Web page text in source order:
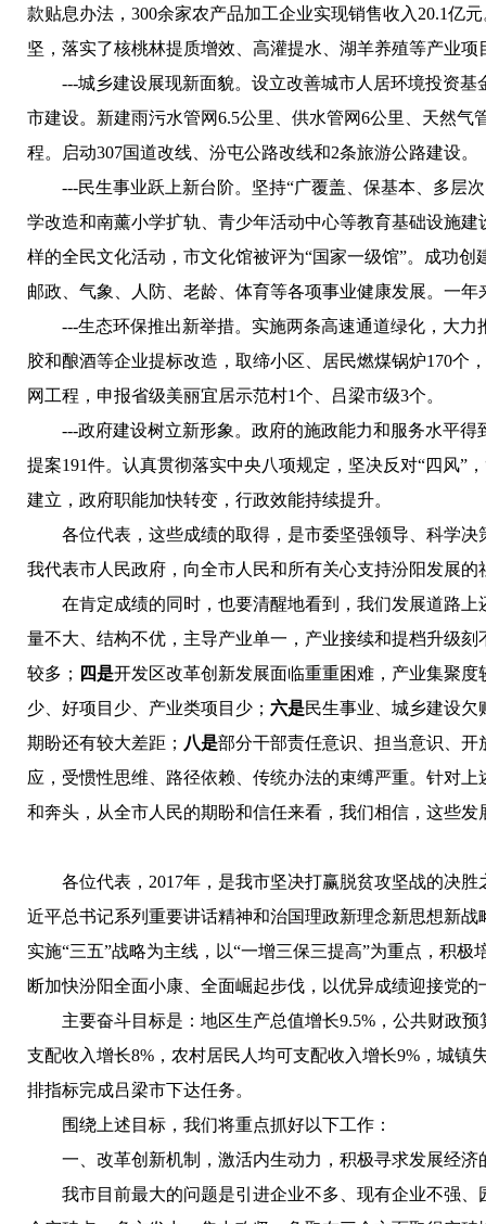
款贴息办法，300余家农产品加工企业实现销售收入20.1亿
坚，落实了核桃林提质增效、高灌提水、湖羊养殖等产业
---城乡建设展现新面貌。设立改善城市人居环境投资基
市建设。新建雨污水管网6.5公里、供水管网6公里、天然气
程。启动307国道改线、汾屯公路改线和2条旅游公路建设。
---民生事业跃上新台阶。坚持“广覆盖、保基本、多层次
学改造和南薰小学扩轨、青少年活动中心等教育基础设施
样的全民文化活动，市文化馆被评为“国家一级馆”。成功
邮政、气象、人防、老龄、体育等各项事业健康发展。一
---生态环保推出新举措。实施两条高速通道绿化，大力
胶和酿酒等企业提标改造，取缔小区、居民燃煤锅炉170个
网工程，申报省级美丽宜居示范村1个、吕梁市级3个。
---政府建设树立新形象。政府的施政能力和服务水平得
提案191件。认真贯彻落实中央八项规定，坚决反对“四风”
建立，政府职能加快转变，行政效能持续提升。
各位代表，这些成绩的取得，是市委坚强领导、科学决
我代表市人民政府，向全市人民和所有关心支持汾阳发展
在肯定成绩的同时，也要清醒地看到，我们发展道路上
量不大、结构不优，主导产业单一，产业接续和提档升级刻
较多； 四是开发区改革创新发展面临重重困难，产业集聚
少、好项目少、产业类项目少； 六是民生事业、城乡建设
期盼还有较大差距； 八是部分干部责任意识、担当意识、
应，受惯性思维、路径依赖、传统办法的束缚严重。针对
和奔头，从全市人民的期盼和信任来看，我们相信，这些
各位代表，2017年，是我市坚决打赢脱贫攻坚战的决胜
近平总书记系列重要讲话精神和治国理政新理念新思想新
实施“三五”战略为主线，以“一增三保三提高”为重点，积
断加快汾阳全面小康、全面崛起步伐，以优异成绩迎接党的
主要奋斗目标是：地区生产总值增长9.5%，公共财政预
支配收入增长8%，农村居民人均可支配收入增长9%，城
排指标完成吕梁市下达任务。
围绕上述目标，我们将重点抓好以下工作：
一、改革创新机制，激活内生动力，积极寻求发展经济
我市目前最大的问题是引进企业不多、现有企业不强、